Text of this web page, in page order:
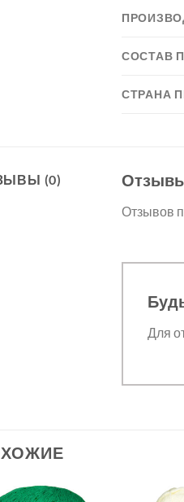
СОСТАВ
СТРАНА
(0)
Отзывов
Для